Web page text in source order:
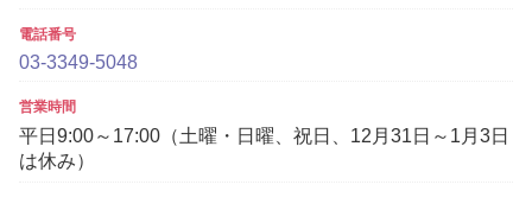
電話番号
03-3349-5048
営業時間
平日9:00～17:00（土曜・日曜、祝日、12月31日～1月3日
は休み）